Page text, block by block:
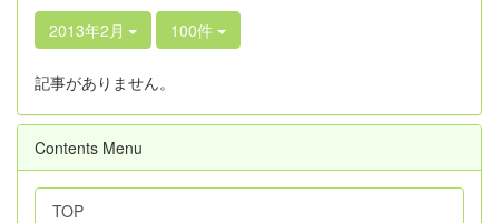
2013年2月 100件
記事がありません。
Contents Menu
TOP